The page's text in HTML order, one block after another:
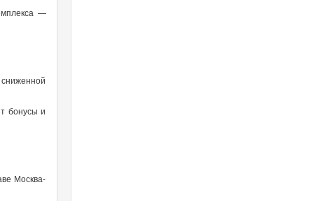
—
бонусы и
Москва-